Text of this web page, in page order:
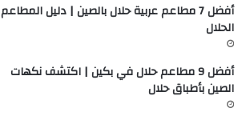
أفضل 7 مطاعم عربية حلال بالصين | دليل المطاعم
الحلال
أفضل 9 مطاعم حلال في بكين | اكتشف نكهات
الصين بأطباق حلال